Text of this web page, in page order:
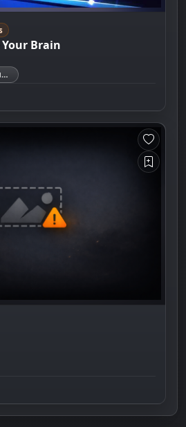
Brain
Платформы уточняются